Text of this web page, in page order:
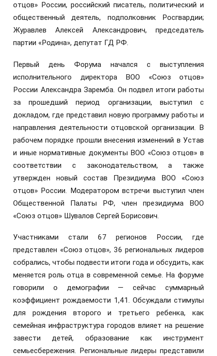
отцов» России, российский писатель, политический и
общественный деятель, подполковник Росгвардии;
Журавлев Алексей Александрович, председатель
партии «Родина», депутат ГД РФ.
Первый день Форума начался с выступления
исполнительного директора ВОО «Союз отцов»
России Александра Заремба. Он подвел итоги работы
за прошедший период организации, выступил с
докладом, где представил новую программу работы и
направления деятельности отцовской организации. В
рабочем порядке прошли внесения изменений в Устав
и иные нормативные документы ВОО «Союз отцов» в
соответствии с законодательством, а также
утвержден новый состав Президиума ВОО «Союз
отцов» России. Модератором встречи выступил член
Общественной Палаты РФ, член президиума ВОО
«Союз отцов» Шувалов Сергей Борисович.
Участниками стали 67 регионов России, где
представлен «Союз отцов», 36 региональных лидеров
собрались, чтобы подвести итоги года и обсудить, как
меняется роль отца в современной семье. На форуме
говорили о демографии — сейчас суммарный
коэффициент рождаемости 1,41. Обсуждали стимулы
для рождения второго и третьего ребенка, как
семейная инфраструктура городов влияет на решение
завести детей, образование как инструмент
семьесбережения. Региональные лидеры представили